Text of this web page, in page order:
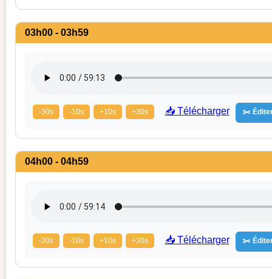
03h00 - 03h59
-30s -10s +10s +30s 📥 Télécharger ✂️
04h00 - 04h59
-30s -10s +10s +30s 📥 Télécharger ✂️